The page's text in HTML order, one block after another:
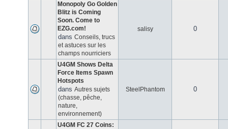
Monopoly Go Golden
Blitz is Coming
Soon. Come to
EZG.com!
dans Conseils, trucs
et astuces sur les
champs nourriciers
salisy 0
U4GM Shows Delta
Force Items Spawn
Hotspots
dans Autres sujets
(chasse, pêche,
nature,
environnement)
SteelPhantom 0
U4GM FC 27 Coins: